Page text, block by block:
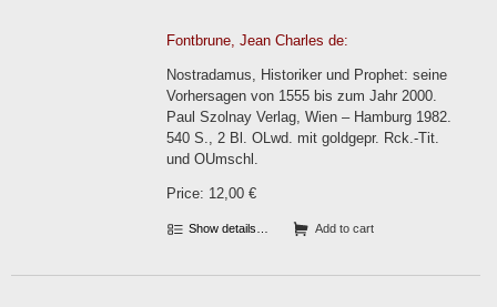
Fontbrune, Jean Charles de:
Nostradamus, Historiker und Prophet: seine
Vorhersagen von 1555 bis zum Jahr 2000.
Paul Szolnay Verlag, Wien – Hamburg 1982.
540 S., 2 Bl. OLwd. mit goldgepr. Rck.-Tit.
und OUmschl.
Price: 12,00 €
Show details… Add to cart